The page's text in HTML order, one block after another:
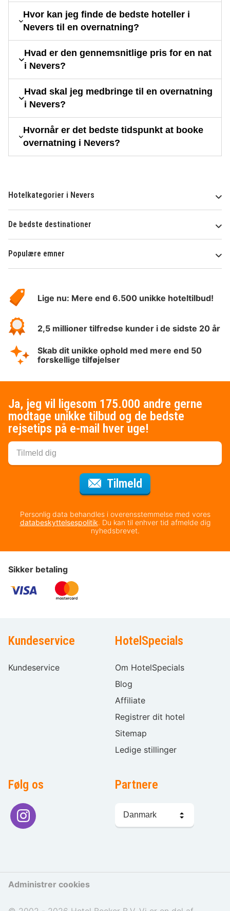
Hvor kan jeg finde de bedste hoteller i
Nevers til en overnatning?
Hvad er den gennemsnitlige pris for en nat
i Nevers?
Hvad skal jeg medbringe til en overnatning
i Nevers?
Hvornår er det bedste tidspunkt at booke
overnatning i Nevers?
Hotelkategorier i Nevers
De bedste destinationer
Populære emner
HotelSpecials
Lige nu: Mere end 6.500 unikke hoteltilbud!
2,5 millioner tilfredse kunder i de sidste 20 år
Skab dit unikke ophold med mere end 50
forskellige tilføjelser
Ja, jeg vil ligesom 175.000 andre gerne
modtage unikke tilbud og de bedste
rejsetips på e-mail hver uge!
Tilmeld
Personlig data behandles i overensstemmelse med vores
databeskyttelsespolitik. Du kan til enhver tid afmelde dig
nyhedsbrevet.
Sikker betaling
Kundeservice
Kundeservice
HotelSpecials
Om HotelSpecials
Blog
Affiliate
Registrer dit hotel
Sitemap
Ledige stillinger
Følg os Partnere
Administrer cookies